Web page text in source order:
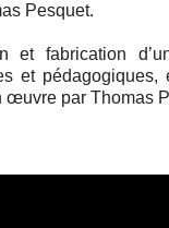
Pesquet.
fabrication
et
œuvre par Thomas